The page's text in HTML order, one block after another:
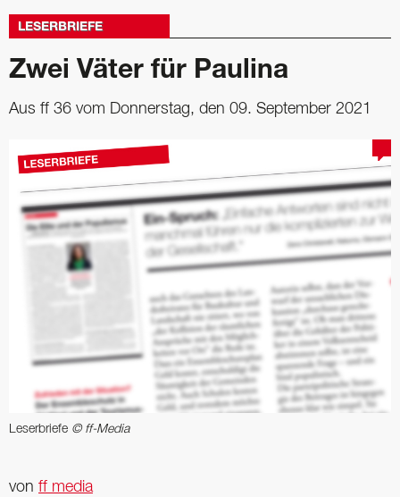
LESERBRIEFE
Zwei Väter für Paulina
Aus ff 36 vom Donnerstag, den 09. September 2021
Leserbriefe © ff-Media
von ff media